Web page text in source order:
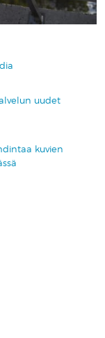
uudet
kuvien